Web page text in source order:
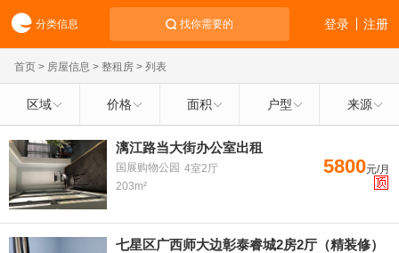
分类信息 找你需要的 注册
登录
首页 > 房屋信息 > 整租房 > 列表
区域 价格 面积 户型 来源
漓江路当大街办公室出租
国展购物公园 4室2厅
203m²
5800元/月
七星区广西师大边彰泰睿城2房2厅（精装修）